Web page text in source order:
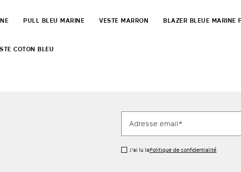
PULL BLEU MARINE VESTE MARRON BLAZER BLEUE MARINE
COTON BLEU
J’ai lu laPolitique de confidentialité